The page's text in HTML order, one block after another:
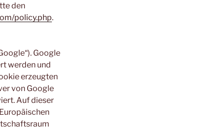
den
policy.php.
Google
werden und
erzeugten
von Google
Auf dieser